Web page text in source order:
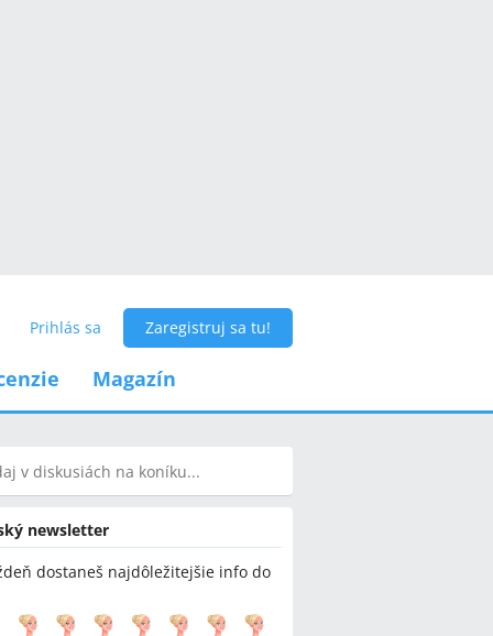
Prihlás sa Zaregistruj sa tu!
Magazín
newsletter
dostaneš najdôležitejšie info do